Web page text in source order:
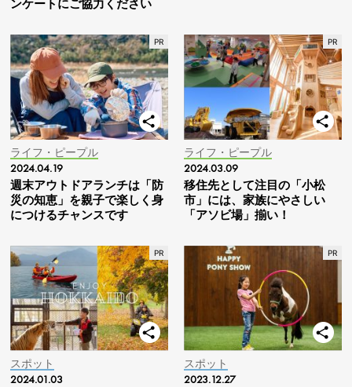
ンケートにご協力ください
ライフ・ピープル
2024.04.19
週末アウトドアランチは「防
災の知恵」を親子で楽しく身
につけるチャンスです
ライフ・ピープル
2024.03.09
移住先として注目の「小松
市」には、家族にやさしい
「アソビ場」揃い！
スポット
2024.01.03
スポット
2023.12.27